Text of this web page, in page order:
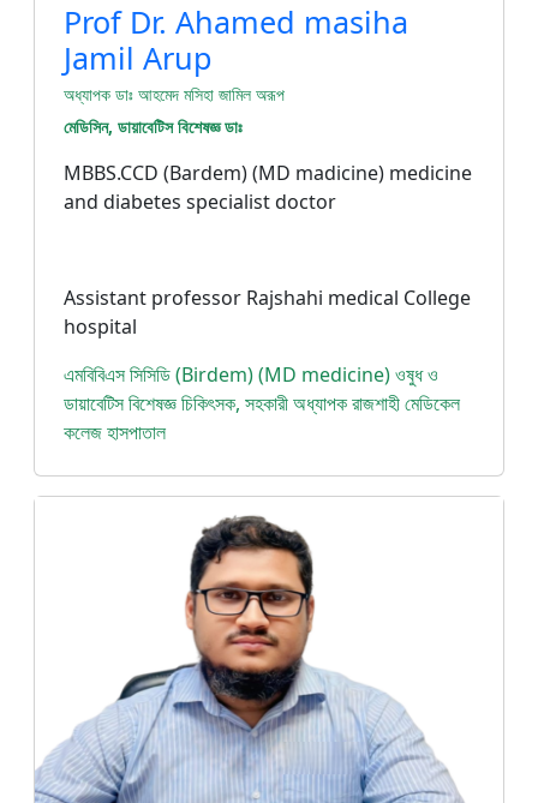
Prof Dr. Ahamed masiha
Jamil Arup
অধ্যাপক ডাঃ আহমেদ মসিহা জামিল অরূপ
মেডিসিন, ডায়াবেটিস বিশেষজ্ঞ ডাঃ
MBBS.CCD (Bardem) (MD madicine) medicine
and diabetes specialist doctor
Assistant professor Rajshahi medical College
hospital
এমবিবিএস সিসিডি (Birdem) (MD medicine) ওষুধ ও
ডায়াবেটিস বিশেষজ্ঞ চিকিৎসক, সহকারী অধ্যাপক রাজশাহী মেডিকেল
কলেজ হাসপাতাল